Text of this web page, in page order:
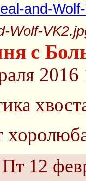
and-
Wolf-
с
Пт 12